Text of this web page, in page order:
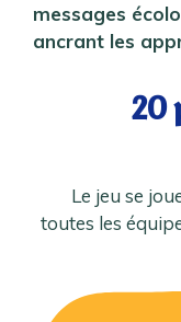
messages
ancrant les
20
Le jeu se
toutes les